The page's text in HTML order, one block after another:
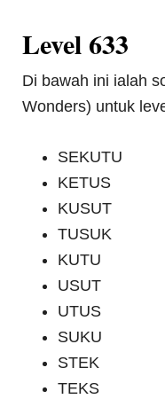
Level 633
Di bawah ini ialah
Wonders) untuk
SEKUTU
KETUS
KUSUT
TUSUK
KUTU
USUT
UTUS
SUKU
STEK
TEKS